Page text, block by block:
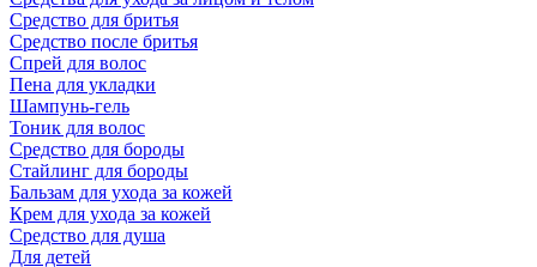
Средство для бритья
Средство после бритья
Спрей для волос
Пена для укладки
Шампунь-гель
Тоник для волос
Средство для бороды
Стайлинг для бороды
Бальзам для ухода за кожей
Крем для ухода за кожей
Средство для душа
Для детей